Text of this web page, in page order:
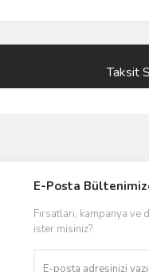
Taksit
E-Posta
Fırsatları, kampanya
ister misiniz?